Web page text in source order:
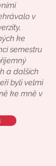
v
ke
semestru
a dalších
byli velmi
ke mně v